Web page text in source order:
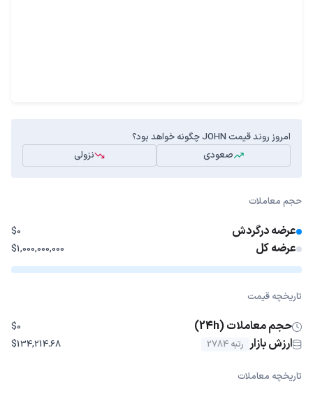
امروز روند قیمت JOHN چگونه خواهد بود؟
صعودی
نزولی
حجم معاملات
عرضه درگردش $0
عرضه کل $1,000,000,000
تاریخچه قیمت
حجم معاملات (24h) $0
ارزش بازار رتبه 2784 $134,214.68
تاریخچه معاملات